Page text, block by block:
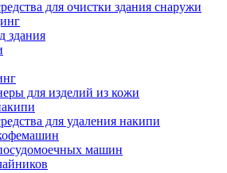
для очистки здания снаружи
здания
для изделий из кожи
для удаления накипи
машин